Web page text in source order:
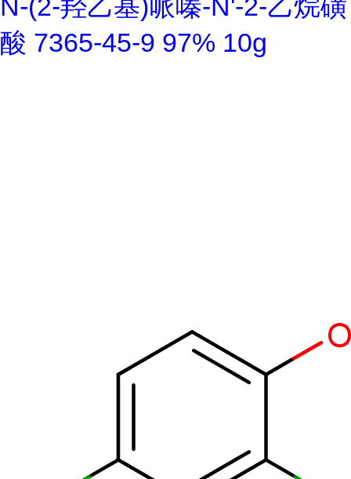
N-(2-羟乙基)哌嗪-N'-2-乙烷磺
酸 7365-45-9 97% 10g